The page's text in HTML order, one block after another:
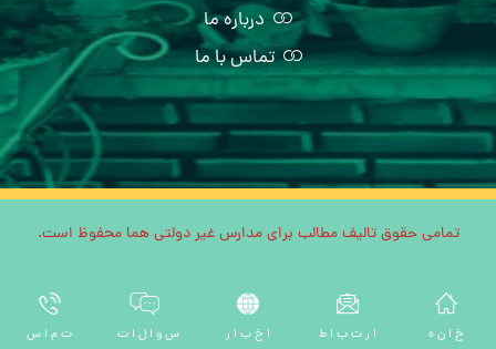
درباره ما
تماس با ما
تمامی حقوق تالیف مطالب برای مدارس غیر دولتی هما محفوظ است.
خ ا ن ه ا ر ت ب ا ط ا خ ب ا ر س و ا ل ا ت ت م ا س